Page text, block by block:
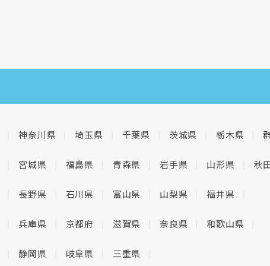
神奈川県 埼玉県 千葉県 茨城県 栃木県
宮城県 福島県 青森県 岩手県 山形県 秋
長野県 石川県 富山県 山梨県 福井県
兵庫県 京都府 滋賀県 奈良県 和歌山県
静岡県 岐阜県 三重県